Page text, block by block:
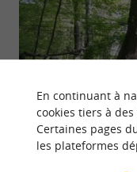
En continuant à
cookies tiers à
Certaines pages
les plateformes